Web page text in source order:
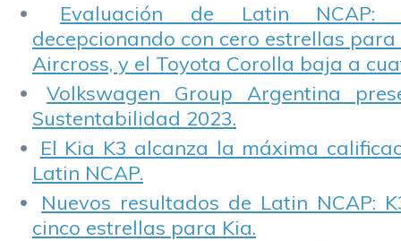
Evaluación de Latin NCAP:
decepcionando con cero estrellas para
Aircross, y el Toyota Corolla baja a
Volkswagen Group Argentina
Sustentabilidad 2023.
El Kia K3 alcanza la máxima
Latin NCAP.
Nuevos resultados de Latin NCAP:
cinco estrellas para Kia.